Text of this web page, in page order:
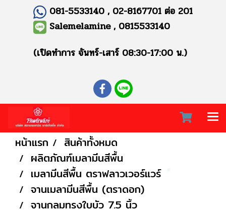
081-5533140 , 02-8167701 ต่อ 201
Salemelamine , 0815533140
(เปิดทำการ จันทร์-เสาร์ 08:30-17:00 น.)
หน้าแรก
สินค้าทั้งหมด
ผลิตภัณฑ์เมลามีนสีพื้น
เมลามีนสีพื้น ตราฟลาวเวอร์แวร์
จานเมลามีนสีพื้น (ตราดอก)
จานกลมทรงใบบัว 7.5 นิ้ว